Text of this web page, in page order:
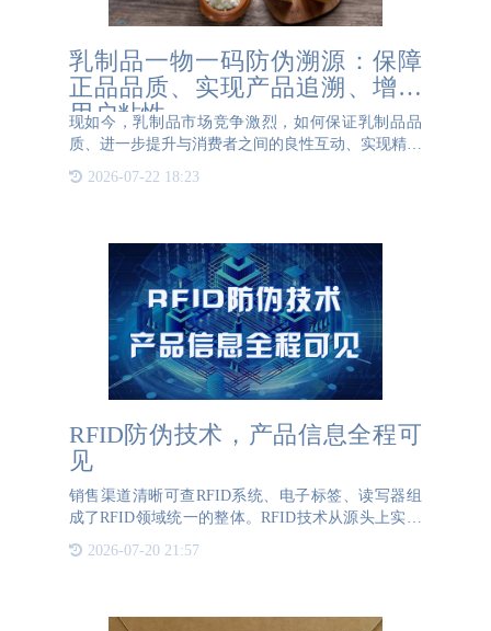
乳制品一物一码防伪溯源：保障
正品品质、实现产品追溯、增强
用户粘性
现如今，乳制品市场竞争激烈，如何保证乳制品品
质、进一步提升与消费者之间的良性互动、实现精准
物一码防伪溯源技术的实施，为整个乳制品行业带来
2026-07-22 18:23
RFID防伪技术，产品信息全程可
见
销售渠道清晰可查RFID系统、电子标签、读写器组
成了RFID领域统一的整体。RFID技术从源头上实现
储容量大、传输速度快、不能伪造、并发识别等技术
2026-07-20 21:57